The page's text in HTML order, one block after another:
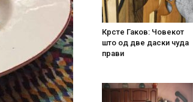
Крсте Гаков: Човекот
што од две даски чуда
прави